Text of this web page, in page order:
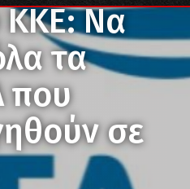
ΚΚΕ: Να
τα
που
σε